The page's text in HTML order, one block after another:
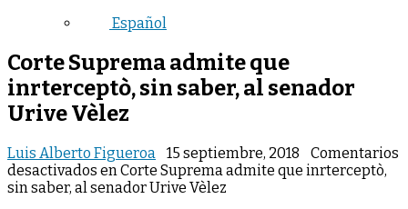
Español
Corte Suprema admite que
inrterceptò, sin saber, al senador
Urive Vèlez
Luis Alberto Figueroa 15 septiembre, 2018
Comentarios
desactivados en Corte Suprema admite que inrterceptò,
sin saber, al senador Urive Vèlez